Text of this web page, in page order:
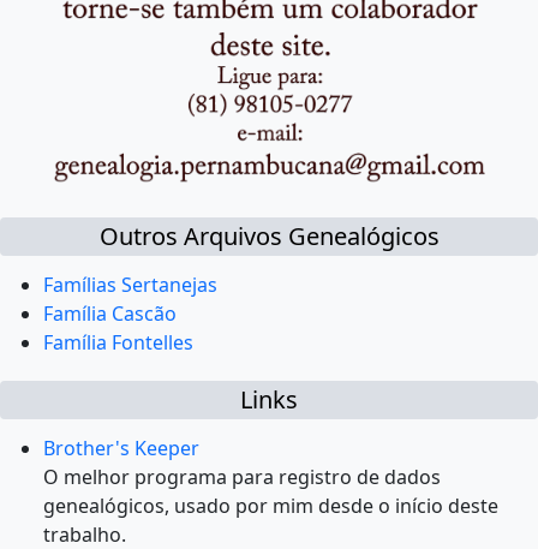
Outros Arquivos Genealógicos
Famílias Sertanejas
Família Cascão
Família Fontelles
Links
Brother's Keeper
O melhor programa para registro de dados
genealógicos, usado por mim desde o início deste
trabalho.